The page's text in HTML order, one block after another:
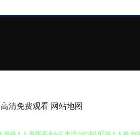
清免费观看 网站地图
妻 伊人精品福利 久久精品熟一区 国产亚洲一区